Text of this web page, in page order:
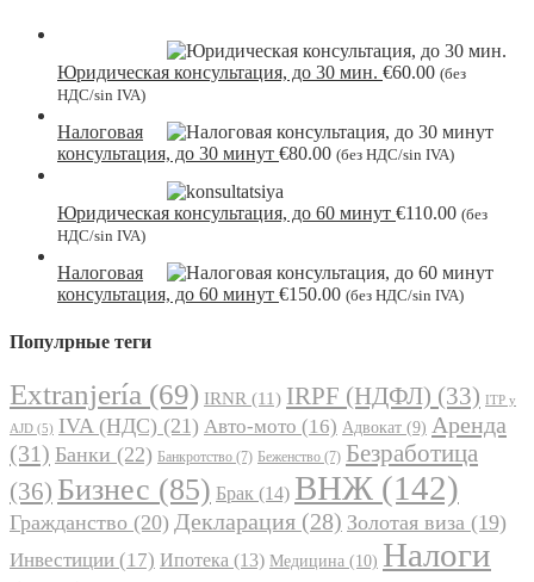
Юридическая консультация, до 30 мин. €60.00 (без
НДС/sin IVA)
Налоговая
консультация, до 30 минут €80.00 (без НДС/sin IVA)
Юридическая консультация, до 60 минут €110.00 (без
НДС/sin IVA)
Налоговая
консультация, до 60 минут €150.00 (без НДС/sin IVA)
Популрные теги
Extranjería (69) IRNR (11) IRPF (НДФЛ) (33) ITP y
AJD (5) IVA (НДС) (21) Авто-мото (16) Адвокат (9) Аренда
(31) Банки (22) Банкротство (7) Беженство (7) Безработица
(36) Бизнес (85) Брак (14) ВНЖ (142)
Гражданство (20) Декларация (28) Золотая виза (19)
Инвестиции (17) Ипотека (13) Медицина (10) Налоги